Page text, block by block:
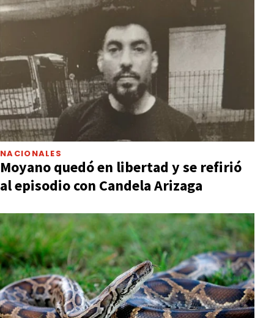
NACIONALES
Moyano quedó en libertad y se refirió
al episodio con Candela Arizaga